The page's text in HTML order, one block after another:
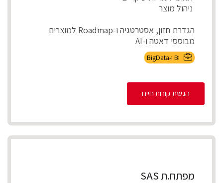
ניהול מוצר
הגדרת חזון, אסטרטגיה ו-Roadmap למוצרים
מבוססי דאטה ו-AI
אפיון צרכים עסקיים ותרגומם לדרישות מוצר מדיד...
BI ו-BigData
הגשת קורות חיים
מפתח.ת SAS